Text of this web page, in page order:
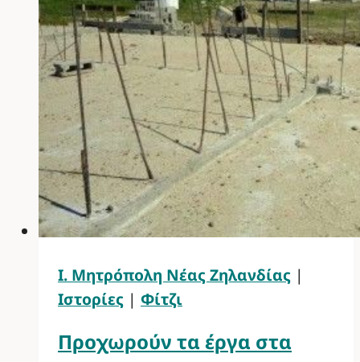
Ι. Μητρόπολη Νέας Ζηλανδίας |
Ιστορίες | Φίτζι
Προχωρούν τα έργα στα